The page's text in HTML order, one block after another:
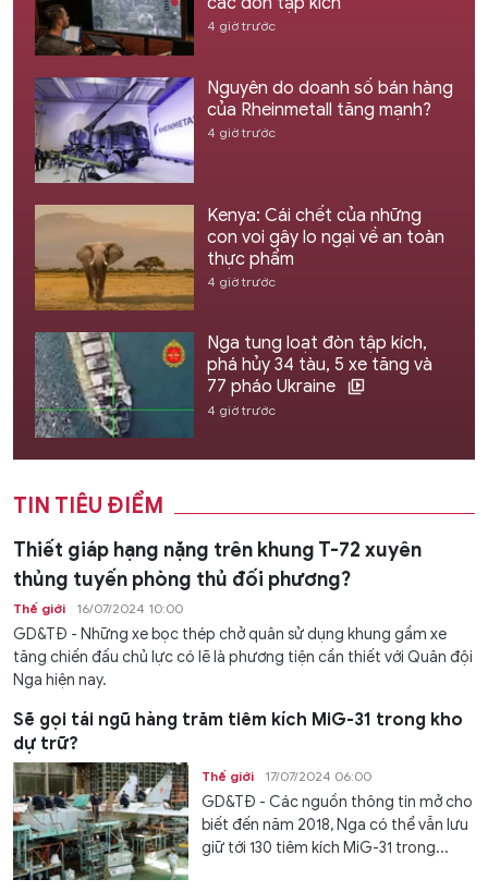
4 giờ trước
Nguyên do doanh số bán hàng
của Rheinmetall tăng mạnh?
4 giờ trước
Kenya: Cái chết của những
con voi gây lo ngại về an toàn
thực phẩm
4 giờ trước
Nga tung loạt đòn tập kích,
phá hủy 34 tàu, 5 xe tăng và
77 pháo Ukraine
4 giờ trước
TIN TIÊU ĐIỂM
Thiết giáp hạng nặng trên khung T-72 xuyên
thủng tuyến phòng thủ đối phương?
Thế giới 16/07/2024 10:00
GD&TĐ - Những xe bọc thép chở quân sử dụng khung gầm xe
tăng chiến đấu chủ lực có lẽ là phương tiện cần thiết với Quân đội
Nga hiện nay.
Sẽ gọi tái ngũ hàng trăm tiêm kích MiG-31 trong kho
dự trữ?
Thế giới 17/07/2024 06:00
GD&TĐ - Các nguồn thông tin mở cho
biết đến năm 2018, Nga có thể vẫn lưu
giữ tới 130 tiêm kích MiG-31 trong...